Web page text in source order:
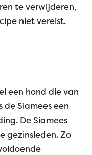
te verwijderen,
niet vereist.
een hond die van
Siamees een
De Siamees
gezinsleden. Zo